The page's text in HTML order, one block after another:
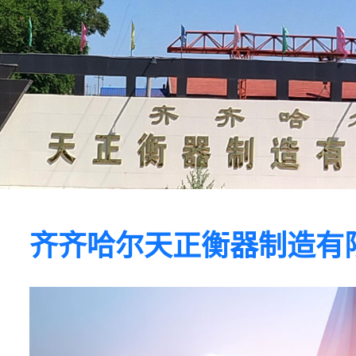
齐齐哈尔天正衡器制造有